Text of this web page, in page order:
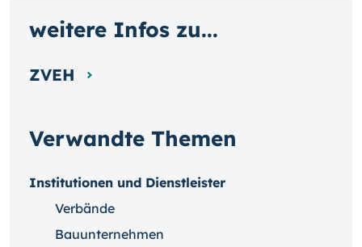
Verwandte Themen
Institutionen und Dienstleister
Verbände
Bauunternehmen
weitere Infos zu...
ZVEH